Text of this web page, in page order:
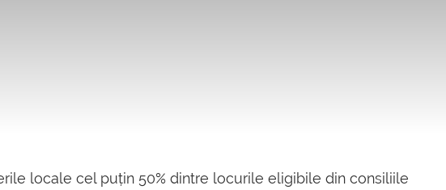
locale cel puțin 50% dintre locurile eligibile din consiliile